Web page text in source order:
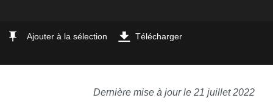
Ajouter à la sélection Télécharger
Dernière mise à jour le 21 juillet 2022